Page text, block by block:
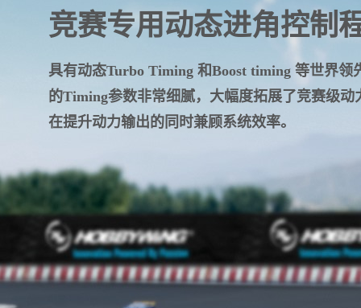
竞赛专用动态进角控制
具有动态Turbo Timing 和Boost timing 等世界领
的Timing参数非常细腻，大幅度拓展了竞赛级动
在提升动力输出的同时兼顾系统效率。